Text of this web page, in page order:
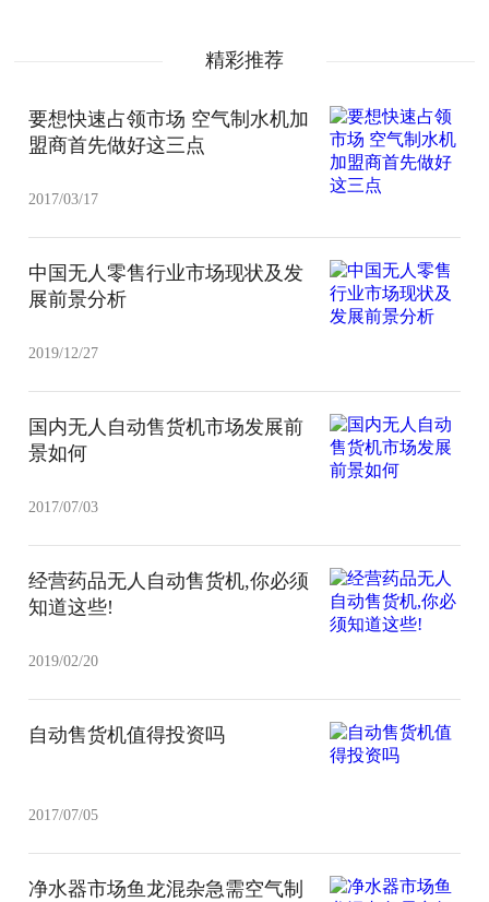
精彩推荐
要想快速占领市场 空气制水机加
盟商首先做好这三点
2017/03/17
中国无人零售行业市场现状及发
展前景分析
2019/12/27
国内无人自动售货机市场发展前
景如何
2017/07/03
经营药品无人自动售货机,你必须
知道这些!
2019/02/20
自动售货机值得投资吗
2017/07/05
净水器市场鱼龙混杂急需空气制